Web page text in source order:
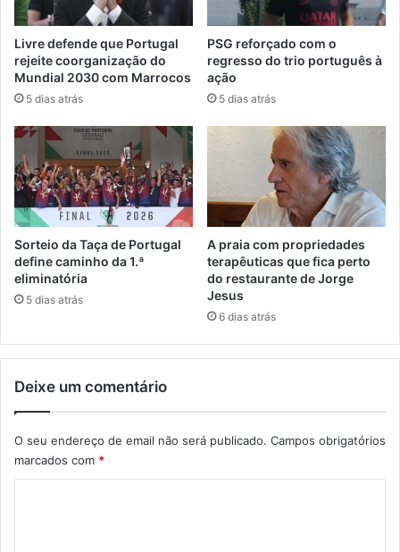
Livre defende que Portugal
rejeite coorganização do
Mundial 2030 com Marrocos
5 dias atrás
PSG reforçado com o
regresso do trio português à
ação
5 dias atrás
Sorteio da Taça de Portugal
define caminho da 1.ª
eliminatória
5 dias atrás
A praia com propriedades
terapêuticas que fica perto
do restaurante de Jorge
Jesus
6 dias atrás
Deixe um comentário
O seu endereço de email não será publicado. Campos obrigatórios
marcados com *